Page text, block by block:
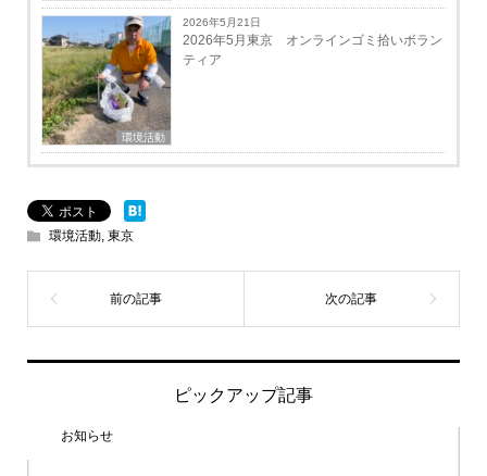
環境活動
2026年5月21日
2026年5月東京 オンラインゴミ拾いボラン
ティア
環境活動, 東京
ピックアップ記事
お知らせ